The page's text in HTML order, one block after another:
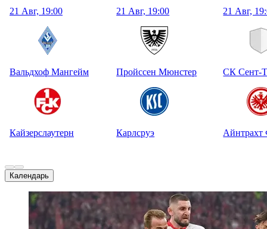
21 Авг, 19:00
Вальдхоф Мангейм
Кайзерслаутерн
21 Авг, 19:00
Пройссен Мюнстер
Карлсруэ
21 Авг,
СК Сент-
Айнтрахт
Календарь